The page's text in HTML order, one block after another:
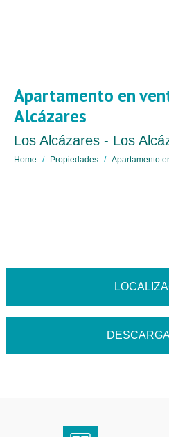
Apartamento en
Alcázares
Los Alcázares - Los
Home Propiedades Apartamento